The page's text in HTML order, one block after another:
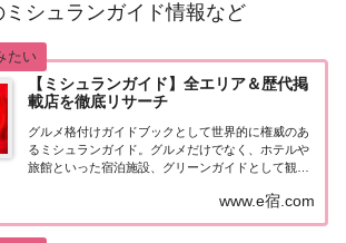
シュランガイド情報など
【ミシュランガイド】全エリア＆歴代掲
載店を徹底リサーチ
グルメ格付けガイドブックとして世界的に権威のあ
るミシュランガイド。グルメだけでなく、ホテルや
旅館といった宿泊施設、グリーンガイドとして観光
本版としては、2007年11月20日に「ミシュランガイ
ド東京版2008」が発売されてからエリアを...
www.e宿.com